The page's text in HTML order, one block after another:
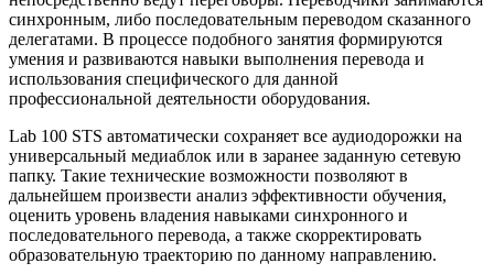
синхронным, либо последовательным переводом сказанного
делегатами. В процессе подобного занятия формируются
умения и развиваются навыки выполнения перевода и
использования специфического для данной
профессиональной деятельности оборудования.
Lab 100 STS автоматически сохраняет все аудиодорожки на
универсальный медиаблок или в заранее заданную сетевую
папку. Такие технические возможности позволяют в
дальнейшем произвести анализ эффективности обучения,
оценить уровень владения навыками синхронного и
последовательного перевода, а также скорректировать
образовательную траекторию по данному направлению.